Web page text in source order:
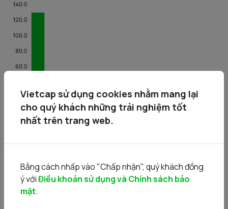
• Bán
Vietcap sử dụng cookies nhằm mang lại
cho quý khách những trải nghiệm tốt
nhất trên trang web.
Bằng cách nhấp vào "Chấp nhận", quý khách đồng
ý vớiĐiều khoản sử dụng và Chính sách bảo
mật.